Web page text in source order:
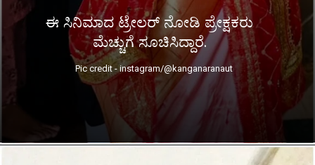
ಈ ಸಿನಿಮಾದ ಟ್ರೇಲರ್ ನೋಡಿ ಪ್ರೇಕ್ಷಕರು
ಮೆಚ್ಚುಗೆ ಸೂಚಿಸಿದ್ದಾರೆ.
Pic credit - instagram/@kanganaranaut